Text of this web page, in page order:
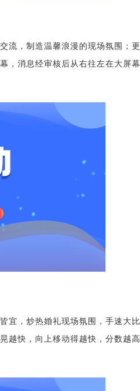
流，制造温馨浪漫的现场氛围；
，消息经审核后从右往左在大屏
宜，炒热婚礼现场氛围，手速大
越快，向上移动得越快，分数越